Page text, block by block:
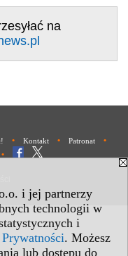
i jej partnerzy
technologii w
i
. Możesz
lub dostępu do
na
• Kontakt • Patronat •
•